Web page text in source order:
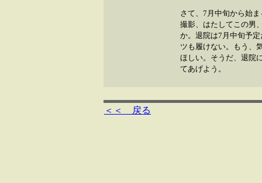
さて、7月中旬から始
撮影、はたしてこの男
か。退院は7月中旬予
ツも履けない。もう、
ほしい。そうだ、退院
てあげよう。
＜＜ 戻る